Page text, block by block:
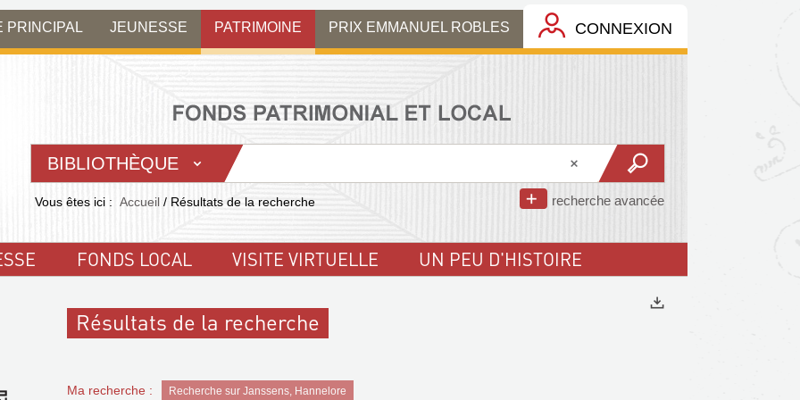
PRINCIPAL JEUNESSE PATRIMOINE PRIX EMMANUEL ROBLES CONNEXION
BIBLIOTHÈQUE
recherche avancée
Vous êtes ici : Accueil / Résultats de la recherche
FONDS LOCAL VISITE VIRTUELLE UN PEU D'HISTOIRE
Résultats de la recherche
Ma recherche : Recherche sur Janssens, Hannelore